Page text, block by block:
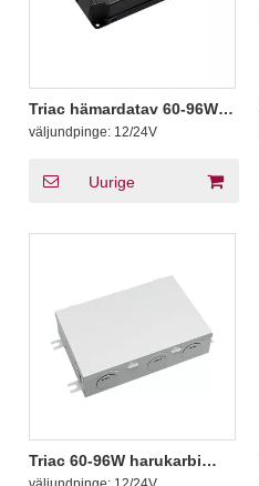
Triac hämardatav 60-96W
LED-trafo
väljundpinge: 12/24V
Uurige
Triac 60-96W harukarbi
LED-trafo